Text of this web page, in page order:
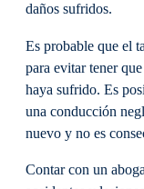
daños sufridos.
Es probable que el
para evitar tener
haya sufrido. Es
una conducción
nuevo y no es
Contar con un